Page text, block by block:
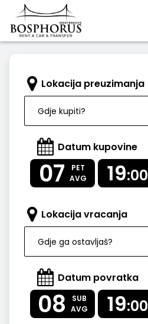
Lokacija preuzimanja
Gdje kupiti?
Datum kupovine
07
PET
AVG
19:00
Lokacija vracanja
Gdje ga ostavljaš?
Datum povratka
08
SUB
AVG
19:00